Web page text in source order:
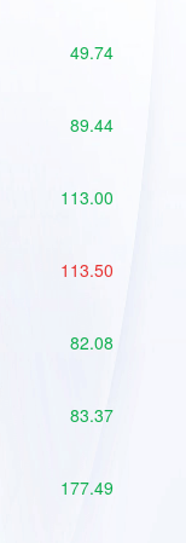
49.74
89.44
113.00
113.50
82.08
83.37
177.49